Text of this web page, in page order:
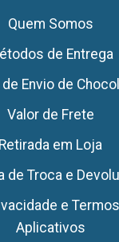
Quem Somos
de Entrega
Envio de
Valor de Frete
Retirada em Loja
de Troca e
e
Aplicativos